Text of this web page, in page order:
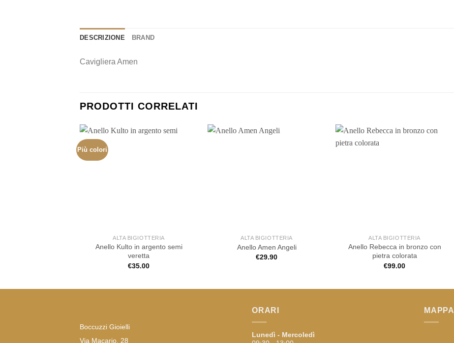
DESCRIZIONE BRAND
Cavigliera Amen
PRODOTTI CORRELATI
Più colori
ALTA BIGIOTTERIA
Anello Kulto in argento semi
veretta
€35.00
ALTA BIGIOTTERIA
Anello Amen Angeli
€29.90
ALTA BIGIOTTERIA
Anello Rebecca in bronzo con
pietra colorata
€99.00
Boccuzzi Gioielli
Via Macario, 28
ORARI
Lunedì - Mercoledì
MAPPA